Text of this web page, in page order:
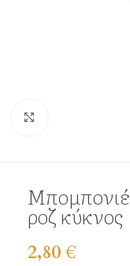
ροζ κύκνος
2,80€